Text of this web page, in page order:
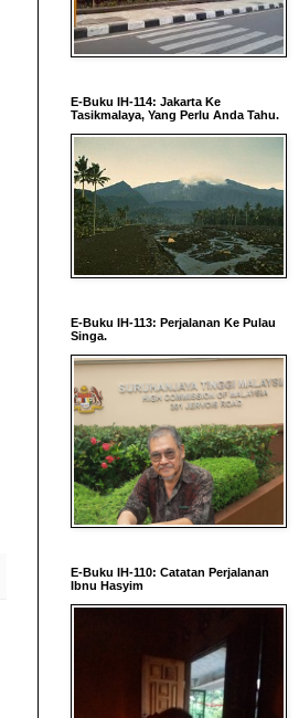
E-Buku IH-114: Jakarta Ke
Tasikmalaya, Yang Perlu Anda Tahu.
E-Buku IH-113: Perjalanan Ke Pulau
Singa.
E-Buku IH-110: Catatan Perjalanan
Ibnu Hasyim